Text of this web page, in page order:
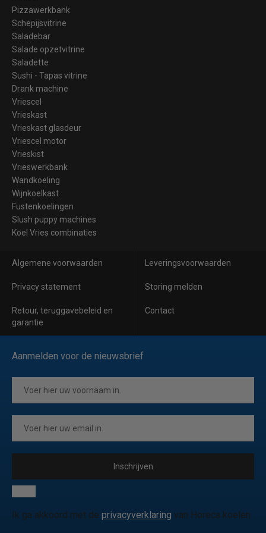
Pizzawerkbank
Schepijsvitrine
Saladebar
Salade opzetvitrine
Saladette
Sushi - Tapas vitrine
Drank machine
Vriescel
Vrieskast
Vrieskast glasdeur
Vriescel motor
Vrieskist
Vrieswerkbank
Wandkoeling
Wijnkoelkast
Fustenkoelingen
Slush puppy machines
Koel Vries combinaties
Algemene voorwaarden Leveringsvoorwaarden
Privacy statement Storing melden
Retour, teruggavebeleid en
garantie
Contact
Aanmelden voor de nieuwsbrief
Inschrijven
Ik ga akkoord met de privacyverklaring van Horeca koelen